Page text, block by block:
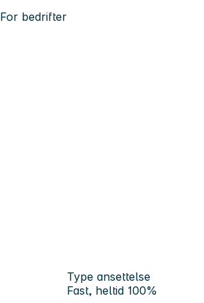
For bedrifter
Type ansettelse
Fast, heltid 100%